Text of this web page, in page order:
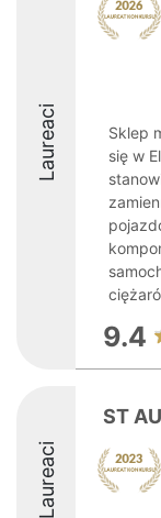
Laureaci
Sklep
się w
9.4
Laureaci
ST